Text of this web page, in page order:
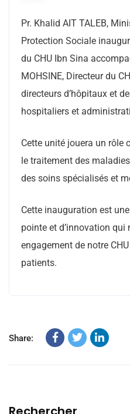
Pr. Khalid AIT TALEB,
Protection Sociale
du CHU Ibn Sina
MOHSINE, Directeur du
directeurs d’hôpitaux et
hospitaliers et
Cette unité jouera un rôle
le traitement des
des soins spécialisés et
Cette inauguration est
pointe et d’innovation
engagement de notre
patients.
Share: